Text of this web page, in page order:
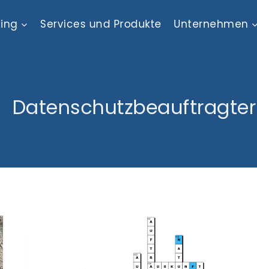
Services und Produkte Unternehmen
Datenschutzbeauftragter